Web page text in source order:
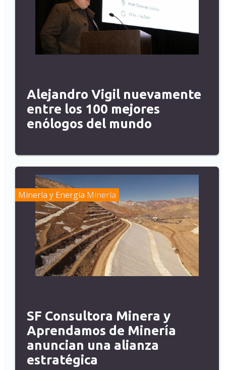
Alejandro Vigil nuevamente
entre los 100 mejores
enólogos del mundo
Minería y Energía Minería
SF Consultora Minera y
Aprendamos de Minería
anuncian una alianza
estratégica